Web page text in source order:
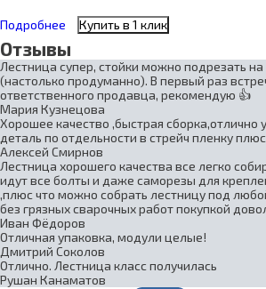
Подробнее Купить в 1 клик
Отзывы
Лестница супер, стойки можно подрезать
(настолько продуманно). В первый раз
ответственного продавца, рекомендую 👍
Мария Кузнецова
Хорошее качество ,быстрая сборка,отлично
деталь по отдельности в стрейч пленку
Алексей Смирнов
Лестница хорошего качества все легко
идут все болты и даже саморезы для
,плюс что можно собрать лестницу под
без грязных сварочных работ покупкой
Иван Фёдоров
Отличная упаковка, модули целые!
Дмитрий Соколов
Отлично. Лестница класс получилась
Рушан Канаматов